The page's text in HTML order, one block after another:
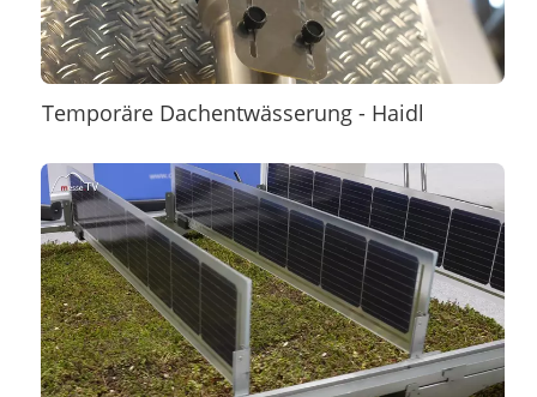
Temporäre Dachentwässerung - Haidl